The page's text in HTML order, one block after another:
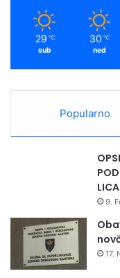
29 ℃
sub
30 ℃
ned
Popularno
LICA
9.
17.